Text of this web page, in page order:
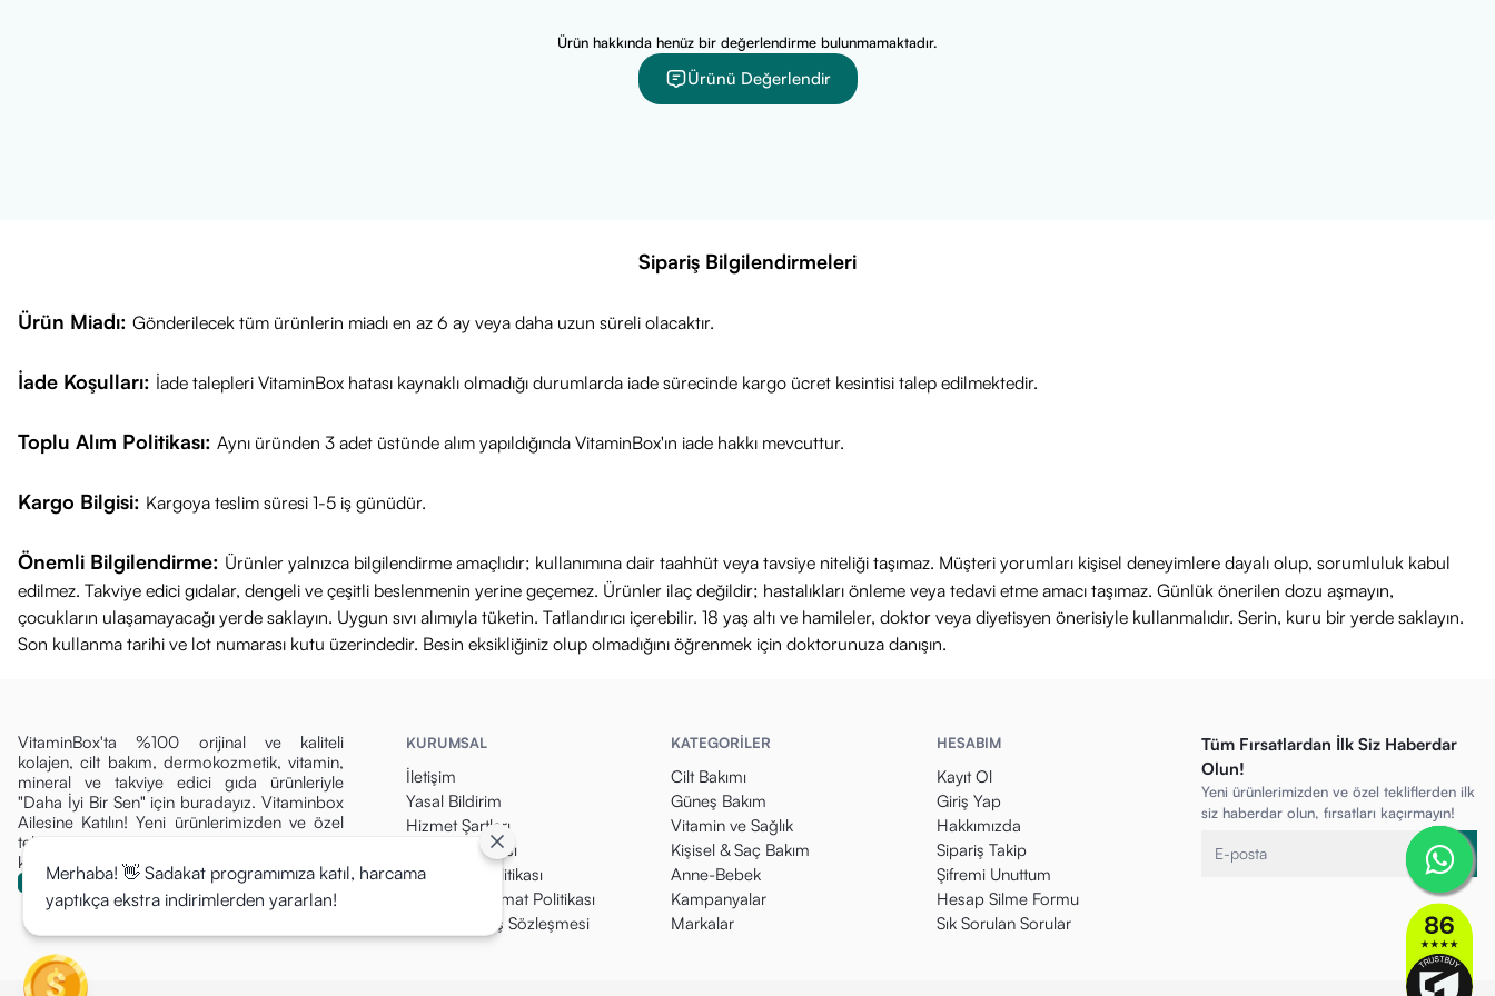
Ürün hakkında henüz bir değerlendirme bulunmamaktadır.
Ürünü Değerlendir
Sipariş Bilgilendirmeleri
Ürün Miadı: Gönderilecek tüm ürünlerin miadı en az 6 ay veya daha uzun süreli olacaktır.
İade Koşulları: İade talepleri VitaminBox hatası kaynaklı olmadığı durumlarda iade sürecinde kargo ücret kesintisi talep edilmektedir.
Toplu Alım Politikası: Aynı üründen 3 adet üstünde alım yapıldığında VitaminBox'ın iade hakkı mevcuttur.
Kargo Bilgisi: Kargoya teslim süresi 1-5 iş günüdür.
Önemli Bilgilendirme: Ürünler yalnızca bilgilendirme amaçlıdır; kullanımına dair taahhüt veya tavsiye niteliği taşımaz. Müşteri yorumları kişisel deneyimlere dayalı olup, sorumluluk kabul
edilmez. Takviye edici gıdalar, dengeli ve çeşitli beslenmenin yerine geçemez. Ürünler ilaç değildir; hastalıkları önleme veya tedavi etme amacı taşımaz. Günlük önerilen dozu aşmayın,
çocukların ulaşamayacağı yerde saklayın. Uygun sıvı alımıyla tüketin. Tatlandırıcı içerebilir. 18 yaş altı ve hamileler, doktor veya diyetisyen önerisiyle kullanmalıdır. Serin, kuru bir yerde saklayın.
Son kullanma tarihi ve lot numarası kutu üzerindedir. Besin eksikliğiniz olup olmadığını öğrenmek için doktorunuza danışın.
VitaminBox'ta %100 orijinal ve kaliteli
kolajen, cilt bakım, dermokozmetik, vitamin,
mineral ve takviye edici gıda ürünleriyle
"Daha İyi Bir Sen" için buradayız. Vitaminbox
Ailesine Katılın! Yeni ürünlerimizden ve özel
tekliflerden ilk siz haberdar olun, fırsatları
kaçırmayın!
KURUMSAL
İletişim
Yasal Bildirim
Hizmet Şartları
Gizlilik Politikası
Para İade Politikası
Kargo & Teslimat Politikası
Mesafeli Satış Sözleşmesi
KATEGORİLER
Cilt Bakımı
Güneş Bakım
Vitamin ve Sağlık
Kişisel & Saç Bakım
Anne-Bebek
Kampanyalar
Markalar
HESABIM
Kayıt Ol
Giriş Yap
Hakkımızda
Sipariş Takip
Şifremi Unuttum
Hesap Silme Formu
Sık Sorulan Sorular
Tüm Fırsatlardan İlk Siz Haberdar
Olun!
Yeni ürünlerimizden ve özel tekliflerden ilk
siz haberdar olun, fırsatları kaçırmayın!
Merhaba! 👋 Sadakat programımıza katıl, harcama
yaptıkça ekstra indirimlerden yararlan!